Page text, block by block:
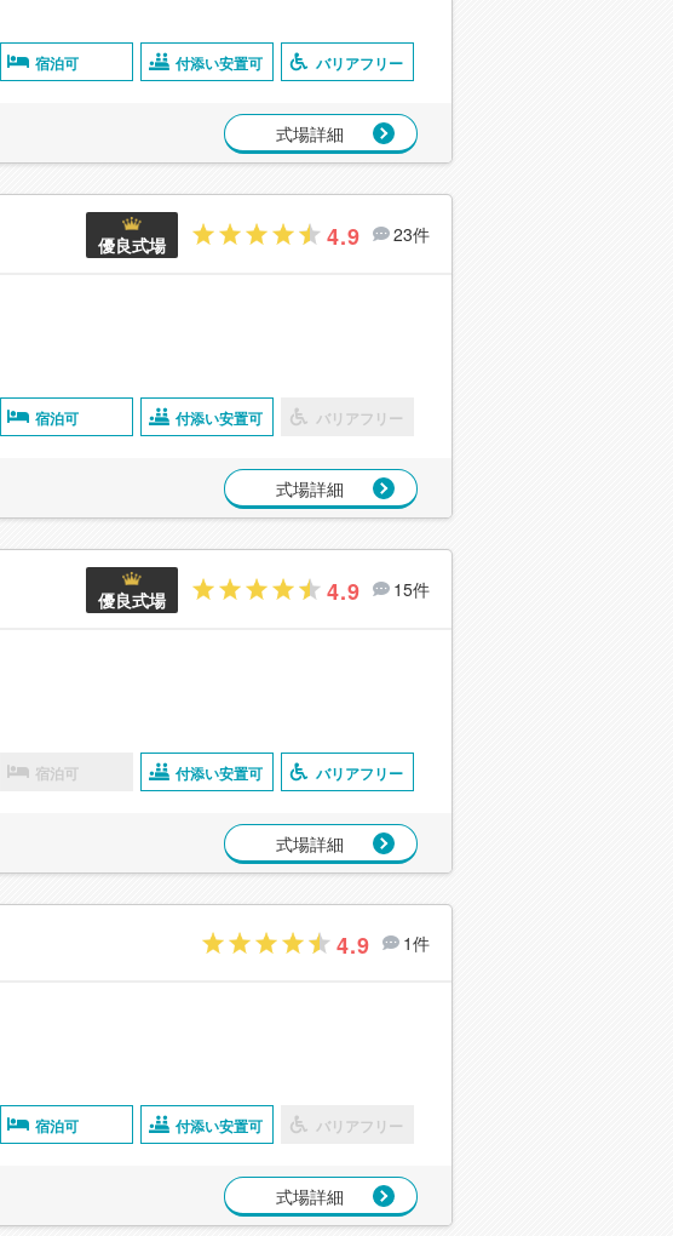
宿泊可 付添い安置可 バリアフリー
式場詳細
優良式場 4.9 23件
宿泊可 付添い安置可 バリアフリー
式場詳細
優良式場 4.9 15件
宿泊可 付添い安置可 バリアフリー
式場詳細
4.9 1件
宿泊可 付添い安置可 バリアフリー
式場詳細